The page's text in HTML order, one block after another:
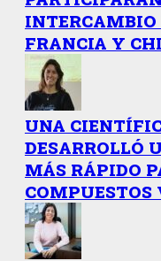
FRANCIA Y
UNA
DESARROLLÓ
MÁS RÁPIDO
COMPUESTOS